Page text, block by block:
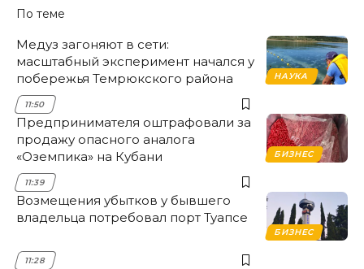
По теме
НАУКА
Медуз загоняют в сети:
масштабный эксперимент начался у
побережья Темрюкского района
11:50
БИЗНЕС
Предпринимателя оштрафовали за
продажу опасного аналога
«Оземпика» на Кубани
11:39
БИЗНЕС
Возмещения убытков у бывшего
владельца потребовал порт Туапсе
11:28